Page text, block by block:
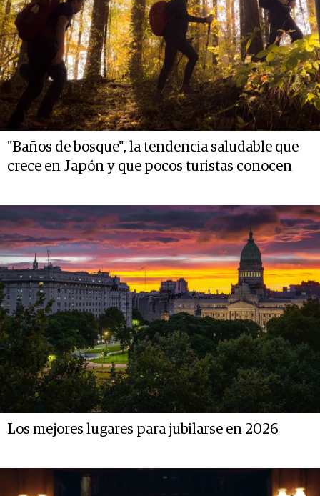
"Baños de bosque", la tendencia saludable que
crece en Japón y que pocos turistas conocen
Los mejores lugares para jubilarse en 2026